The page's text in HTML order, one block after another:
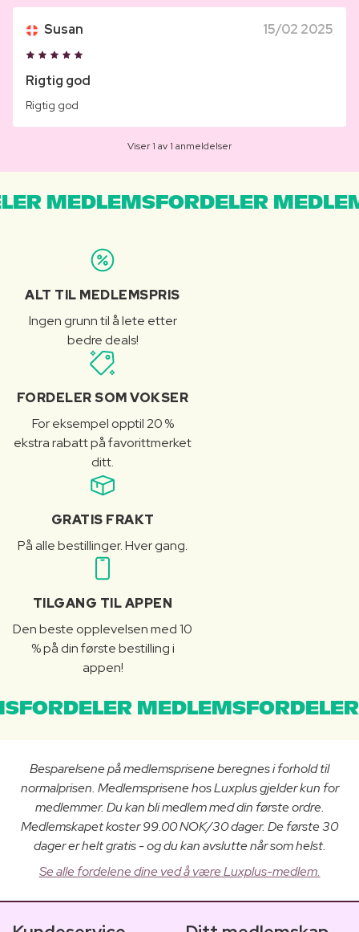
Susan 15/02 2025
Rigtig god
Rigtig god
Viser 1 av 1 anmeldelser
MEDLEMSFORDELER
ALT TIL MEDLEMSPRIS
Ingen grunn til å lete etter
bedre deals!
FORDELER SOM VOKSER
For eksempel opptil 20 %
ekstra rabatt på favorittmerket
ditt.
GRATIS FRAKT
På alle bestillinger. Hver gang.
TILGANG TIL APPEN
Den beste opplevelsen med 10
% på din første bestilling i
appen!
Besparelsene på medlemsprisene beregnes i forhold til
normalprisen. Medlemsprisene hos Luxplus gjelder kun for
medlemmer. Du kan bli medlem med din første ordre.
Medlemskapet koster 99.00 NOK/30 dager. De første 30
dager er helt gratis - og du kan avslutte når som helst.
Se alle fordelene dine ved å være Luxplus-medlem.